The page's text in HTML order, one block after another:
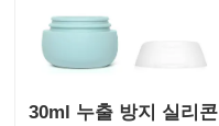
30ml 누출 방지 실리콘